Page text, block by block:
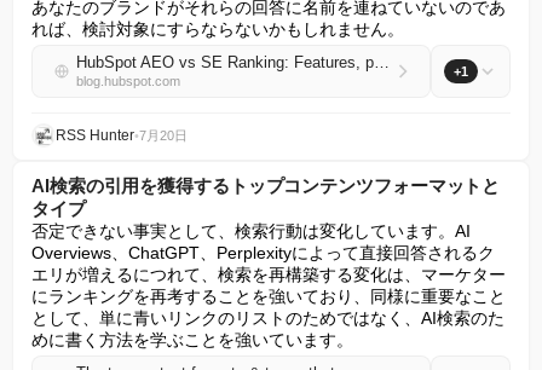
あなたのブランドがそれらの回答に名前を連ねていないのであ
れば、検討対象にすらならないかもしれません。
HubSpot AEO vs SE Ranking: Features, pricing, and fit
blog.hubspot.com
+1
RSS Hunter•7月20日
AI検索の引用を獲得するトップコンテンツフォーマットと
タイプ
否定できない事実として、検索行動は変化しています。AI
Overviews、ChatGPT、Perplexityによって直接回答されるク
エリが増えるにつれて、検索を再構築する変化は、マーケター
にランキングを再考することを強いており、同様に重要なこと
として、単に青いリンクのリストのためではなく、AI検索のた
めに書く方法を学ぶことを強いています。